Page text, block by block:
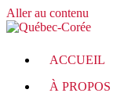
Aller au contenu
ACCUEIL
À PROPOS